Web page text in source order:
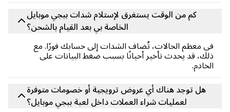
كم من الوقت يستغرق لإستلام شدات ببجي موبايل
الخاصة بي بعد القيام بالشحن؟
معظم الحالات، تُضاف الشدات إلى حسابك فورًا. مع
قد يحدث تأخير أحيانًا بسبب ضغط البيانات على
هل توجد هناك أي عروض ترويجية أو خصومات متوفرة
لعمليات شراء العملات داخل لعبة ببجي موبايل؟